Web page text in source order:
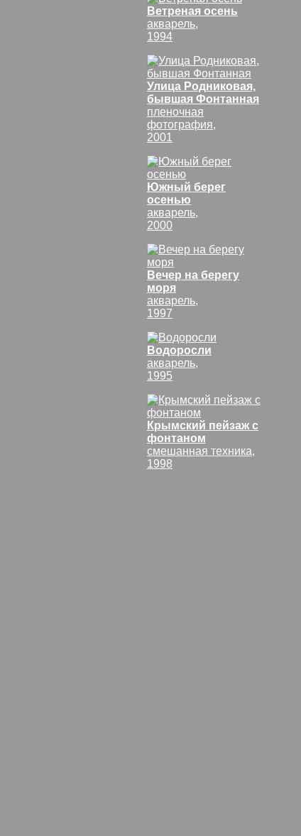
Ветреная осень
акварель,
1994
Улица Родниковая,
бывшая Фонтанная
пленочная
фотография,
2001
Южный берег
осенью
акварель,
2000
Вечер на берегу
моря
акварель,
1997
Водоросли
акварель,
1995
Крымский пейзаж с
фонтаном
смешанная техника,
1998